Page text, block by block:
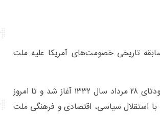
تاریخی خصومت‌های آمریکا علیه ملت
«این دشمنی از کودتای ۲۸ مرداد سال ۱۳۳۲ آغاز شد و تا امروز
با استقلال سیاسی، اقتصادی و فرهنگی ملت